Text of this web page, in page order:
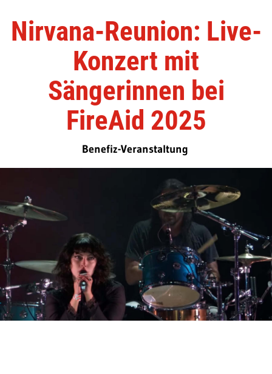
Nirvana-Reunion: Live-
Konzert mit
Sängerinnen bei
FireAid 2025
Benefiz-Veranstaltung